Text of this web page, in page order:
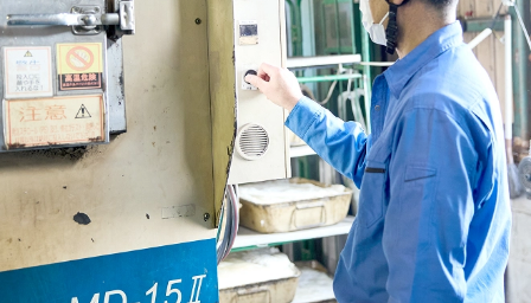
RCスタッフ②
営業事務